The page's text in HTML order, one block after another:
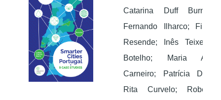
Catarina Duff Burnay;
Fernando Ilharco; Filipe
Resende; Inês Teixeira-
Botelho; Maria Ana
Carneiro; Patrícia Dias;
Rita Curvelo; Roberto